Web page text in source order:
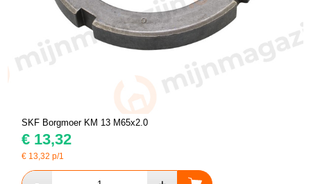
SKF Borgmoer KM 13 M65x2.0
€ 13,32
€ 13,32 p/1